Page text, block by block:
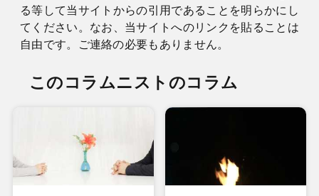
る等して当サイトからの引用であることを明らかにし
てください。なお、当サイトへのリンクを貼ることは
自由です。ご連絡の必要もありません。
このコラムニストのコラム